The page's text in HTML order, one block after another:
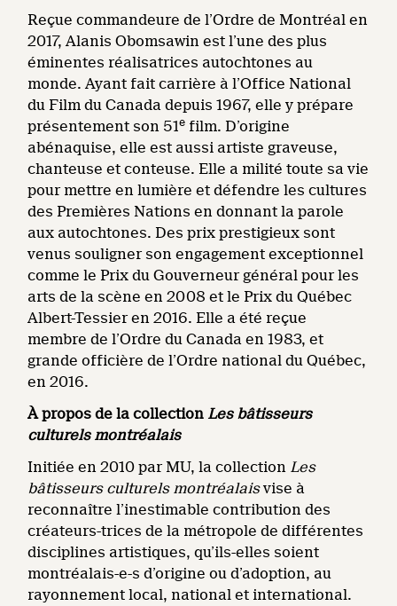
Reçue commandeure de l’Ordre de Montréal en
2017, Alanis Obomsawin est l’une des plus
éminentes réalisatrices autochtones au
monde. Ayant fait carrière à l’Office National
du Film du Canada depuis 1967, elle y prépare
présentement son 51e film. D’origine
abénaquise, elle est aussi artiste graveuse,
chanteuse et conteuse. Elle a milité toute sa vie
pour mettre en lumière et défendre les cultures
des Premières Nations en donnant la parole
aux autochtones. Des prix prestigieux sont
venus souligner son engagement exceptionnel
comme le Prix du Gouverneur général pour les
arts de la scène en 2008 et le Prix du Québec
Albert-Tessier en 2016. Elle a été reçue
membre de l’Ordre du Canada en 1983, et
grande officière de l’Ordre national du Québec,
en 2016.
À propos de la collection Les bâtisseurs
culturels montréalais
Initiée en 2010 par MU, la collection Les
bâtisseurs culturelsmontréalaisvise à
reconnaître l’inestimable contribution des
créateurs-trices de la métropole de différentes
disciplines artistiques, qu’ils-elles soient
montréalais-e-s d’origine ou d’adoption, au
rayonnement local, national et international.